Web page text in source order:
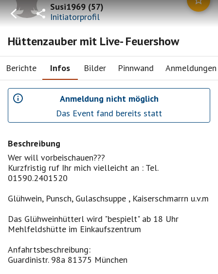
Susi1969(57)
Initiatorprofil
Hüttenzauber mit Live- Feuershow
Berichte Infos Bilder Pinnwand Anmeldungen
Anmeldung nicht möglich
Das Event fand bereits statt
Beschreibung
Wer will vorbeischauen???
Kurzfristig ruf Ihr mich vielleicht an : Tel.
01590.2401520
Glühwein, Punsch, Gulaschsuppe , Kaiserschmarrn u.v.m
Das Glühweinhütterl wird "bespielt" ab 18 Uhr
Mehlfeldshütte im Einkaufszentrum
Anfahrtsbeschreibung:
Guardinistr. 98a 81375 München